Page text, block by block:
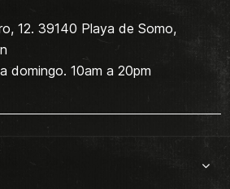
12. 39140 Playa de Somo,
domingo. 10am a 20pm